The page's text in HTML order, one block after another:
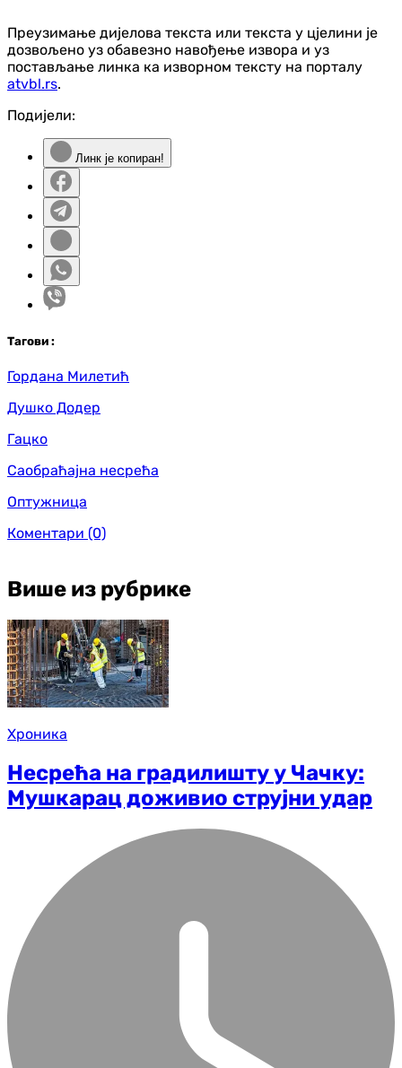
Преузимање дијелова текста или текста у цјелини је
дозвољено уз обавезно навођење извора и уз
постављање линка ка изворном тексту на порталу
atvbl.rs.
Подијели:
Линк је копиран!
Тагови :
Гордана Милетић
Душко Додер
Гацко
Саобраћајна несрећа
Оптужница
Коментари (0)
Више из рубрике
Хроника
Несрећа на градилишту у Чачку:
Мушкарац доживио струјни удар